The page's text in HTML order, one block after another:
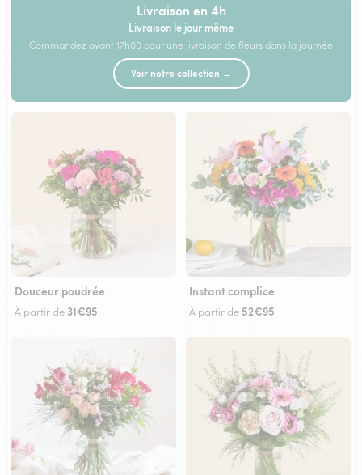
Livraison en 4h
Livraison le jour même
Commandez avant 17h00 pour une livraison de fleurs dans la journée
Voir notre collection →
Douceur poudrée
À partir de 31€95
Instant complice
À partir de 52€95